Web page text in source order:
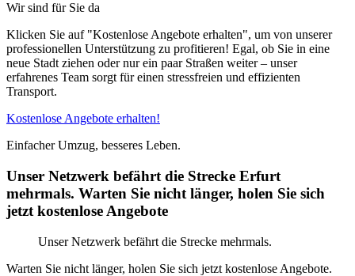
Wir sind für Sie da
Klicken Sie auf "Kostenlose Angebote erhalten", um von unserer
professionellen Unterstützung zu profitieren! Egal, ob Sie in eine
neue Stadt ziehen oder nur ein paar Straßen weiter – unser
erfahrenes Team sorgt für einen stressfreien und effizienten
Transport.
Kostenlose Angebote erhalten!
Einfacher Umzug, besseres Leben.
Unser Netzwerk befährt die Strecke Erfurt
mehrmals. Warten Sie nicht länger, holen Sie sich
jetzt kostenlose Angebote
Unser Netzwerk befährt die Strecke mehrmals.
Warten Sie nicht länger, holen Sie sich jetzt kostenlose Angebote.